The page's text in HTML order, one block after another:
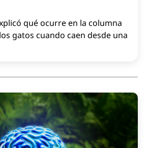
qué ocurre en la columna
gatos cuando caen desde una